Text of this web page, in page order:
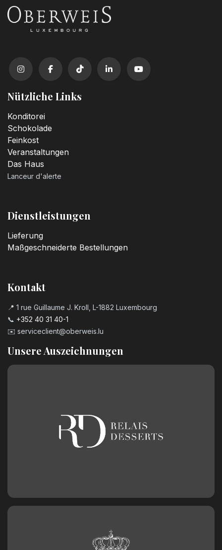
Nützliche Links
Konditorei
Schokolade
Feinkost
Veranstaltungen
Das Haus
Lanceur d'alerte
Dienstleistungen
Lieferung
Maßgeschneiderte Bestellungen
Kontakt
📍 1 rue Guillaume J. Kroll, L-1882 Luxembourg
📞 +352 40 31 40-1
✉️ serviceclient@oberweis.lu
Unsere Auszeichnungen